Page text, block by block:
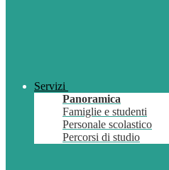
Servizi
Panoramica
Famiglie e studenti
Personale scolastico
Percorsi di studio